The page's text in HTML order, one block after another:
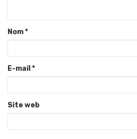
Nom*
E-mail *
Site web